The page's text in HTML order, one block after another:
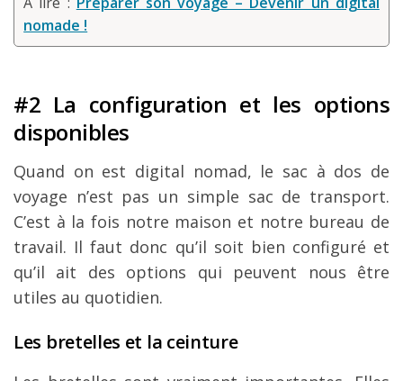
nomade !
#2 La configuration et les options
disponibles
Quand on est digital nomad, le sac à dos de
voyage n’est pas un simple sac de transport.
C’est à la fois notre maison et notre bureau de
travail. Il faut donc qu’il soit bien configuré et
qu’il ait des options qui peuvent nous être
utiles au quotidien.
Les bretelles et la ceinture